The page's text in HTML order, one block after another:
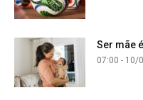
Ser mãe
07:00 - 10/